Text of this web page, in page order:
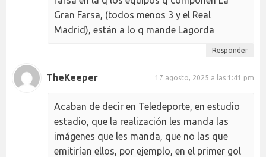
Gran Farsa, (todos menos 3 y el Real
Madrid), están a lo q mande Lagorda
Responder
TheKeeper 17 agosto, 2025 a las 1:41 pm
Acaban de decir en Teledeporte, en estudio
estadio, que la realización les manda las
imágenes que les manda, que no las que
emitirían ellos, por ejemplo, en el primer gol